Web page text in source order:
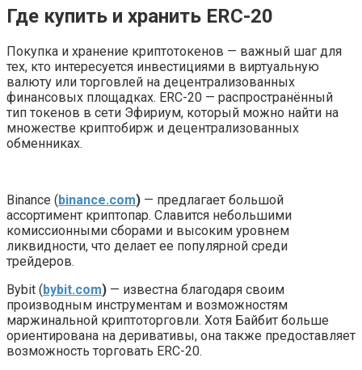
Где купить и хранить ERC-20
Покупка и хранение криптотокенов — важный шаг для
тех, кто интересуется инвестициями в виртуальную
валюту или торговлей на децентрализованных
финансовых площадках. ERC-20 — распространённый
тип токенов в сети Эфириум, который можно найти на
множестве криптобирж и децентрализованных
обменниках.
Binance (binance.com) — предлагает большой
ассортимент криптопар. Славится небольшими
комиссионными сборами и высоким уровнем
ликвидности, что делает ее популярной среди
трейдеров.
Bybit (bybit.com) — известна благодаря своим
производным инструментам и возможностям
маржинальной криптоторговли. Хотя Байбит больше
ориентирована на деривативы, она также предоставляет
возможность торговать ERC-20.